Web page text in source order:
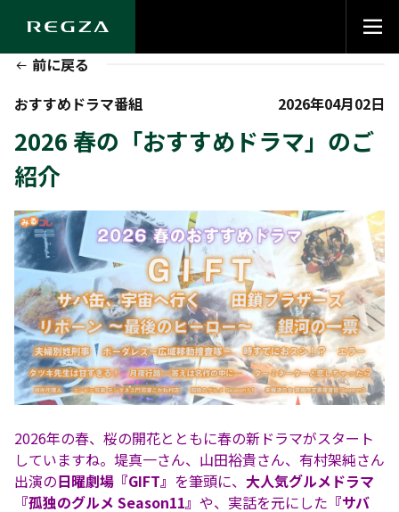
前に戻る
おすすめドラマ番組
2026年04月02日
2026 春の「おすすめドラマ」のご
紹介
2026年の春、桜の開花とともに春の新ドラマがスタート
していますね。堤真一さん、山田裕貴さん、有村架純さん
出演の日曜劇場『GIFT』 を筆頭に、 大人気グルメドラマ
『孤独のグルメ Season11』 や、実話を元にした 『サバ